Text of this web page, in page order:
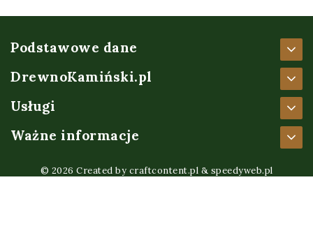
Podstawowe dane
DrewnoKamiński.pl
Usługi
Ważne informacje
© 2026 Created by craftcontent.pl & speedyweb.pl